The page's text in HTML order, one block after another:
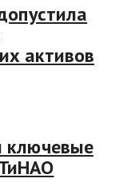
активов
ключевые